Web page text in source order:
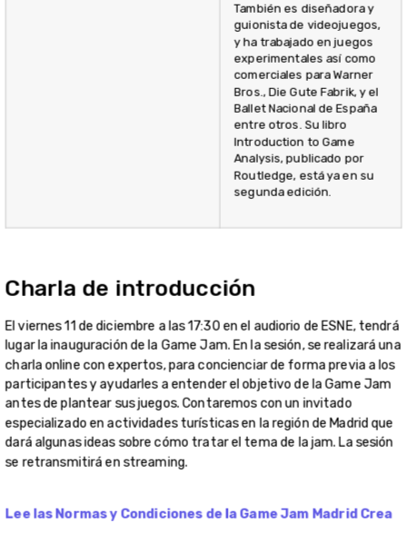
También es diseñadora y
guionista de videojuegos,
y ha trabajado en juegos
experimentales así como
comerciales para Warner
Bros., Die Gute Fabrik, y el
Ballet Nacional de España
entre otros. Su libro
Introduction to Game
Analysis, publicado por
Routledge, está ya en su
segunda edición.
Charla de introducción
El viernes 11 de diciembre a las 17:30 en el audiorio de ESNE, tendrá
lugar la inauguración de la Game Jam. En la sesión, se realizará una
charla online con expertos, para concienciar de forma previa a los
participantes y ayudarles a entender el objetivo de la Game Jam
antes de plantear sus juegos. Contaremos con un invitado
especializado en actividades turísticas en la región de Madrid que
dará algunas ideas sobre cómo tratar el tema de la jam. La sesión
se retransmitirá en streaming.
Lee las Normas y Condiciones de la Game Jam Madrid Crea